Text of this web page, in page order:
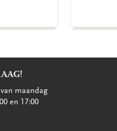
maandag
en 17:00